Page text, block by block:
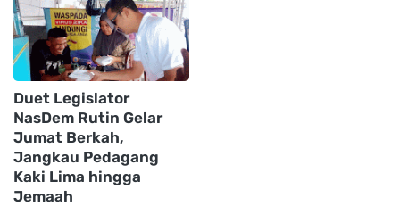
Duet Legislator
NasDem Rutin Gelar
Jumat Berkah,
Jangkau Pedagang
Kaki Lima hingga
Jemaah